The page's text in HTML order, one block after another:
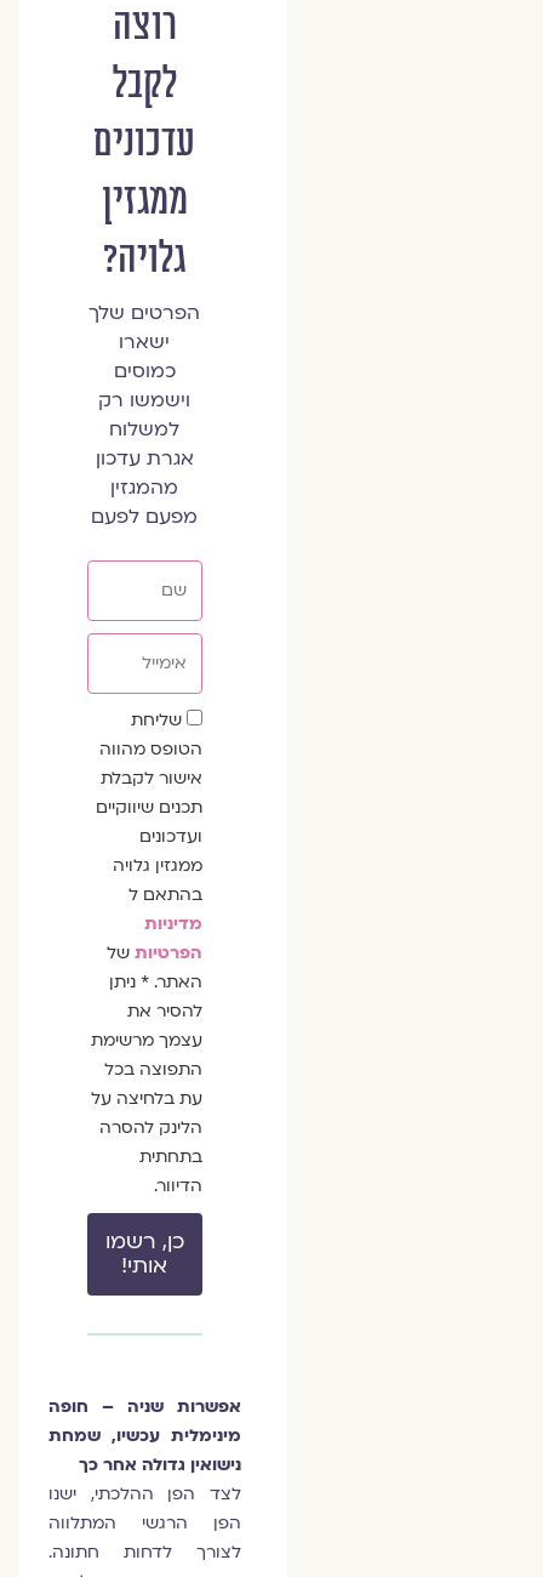
רוצה
לקבל
עדכונים
ממגזין
גלויה?
הפרטים שלך
ישארו
כמוסים
וישמשו רק
למשלוח
אגרת עדכון
מהמגזין
מפעם לפעם
שדה
הסכמה
שליחת
הטופס מהווה
אישור לקבלת
תכנים שיווקיים
ועדכונים
ממגזין גלויה
בהתאם ל
מדיניות
הפרטיותשל
האתר. * ניתן
להסיר את
עצמך מרשימת
התפוצה בכל
עת בלחיצה על
הלינק להסרה
בתחתית
הדיוור.
כן, רשמו
אותי!
אפשרות שניה – חופה
מינימלית עכשיו, שמחת
נישואין גדולה אחר כך
לצד הפן ההלכתי, ישנו
הפן הרגשי המתלווה
לצורך לדחות חתונה.